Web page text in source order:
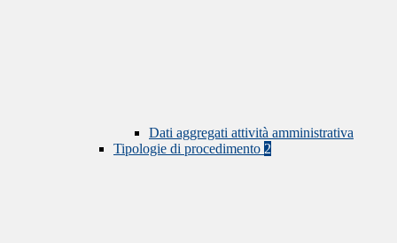
Dati aggregati attività amministrativa
Tipologie di procedimento 2